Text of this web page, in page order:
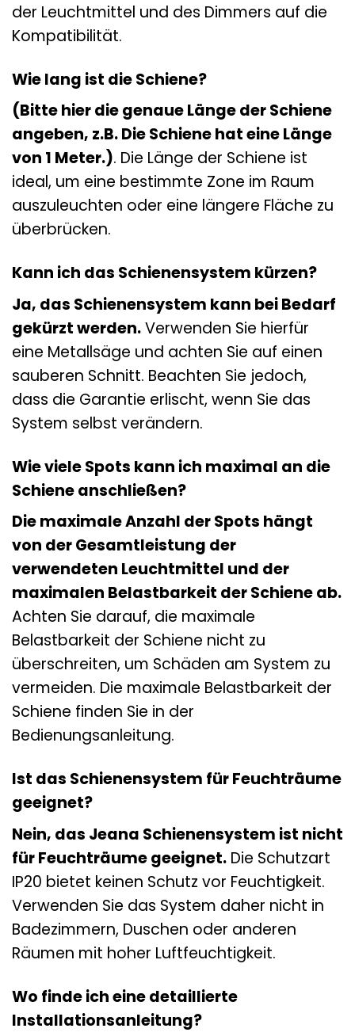
der Leuchtmittel und des Dimmers auf die
Kompatibilität.
Wie lang ist die Schiene?
(Bitte hier die genaue Länge der Schiene
angeben, z.B. Die Schiene hat eine Länge
von 1 Meter.). Die Länge der Schiene ist
ideal, um eine bestimmte Zone im Raum
auszuleuchten oder eine längere Fläche zu
überbrücken.
Kann ich das Schienensystem kürzen?
Ja, das Schienensystem kann bei Bedarf
gekürzt werden.Verwenden Sie hierfür
eine Metallsäge und achten Sie auf einen
sauberen Schnitt. Beachten Sie jedoch,
dass die Garantie erlischt, wenn Sie das
System selbst verändern.
Wie viele Spots kann ich maximal an die
Schiene anschließen?
Die maximale Anzahl der Spots hängt
von der Gesamtleistung der
verwendeten Leuchtmittel und der
maximalen Belastbarkeit der Schiene ab.
Achten Sie darauf, die maximale
Belastbarkeit der Schiene nicht zu
überschreiten, um Schäden am System zu
vermeiden. Die maximale Belastbarkeit der
Schiene finden Sie in der
Bedienungsanleitung.
Ist das Schienensystem für Feuchträume
geeignet?
Nein, das Jeana Schienensystem ist nicht
für Feuchträume geeignet. Die Schutzart
IP20 bietet keinen Schutz vor Feuchtigkeit.
Verwenden Sie das System daher nicht in
Badezimmern, Duschen oder anderen
Räumen mit hoher Luftfeuchtigkeit.
Wo finde ich eine detaillierte
Installationsanleitung?